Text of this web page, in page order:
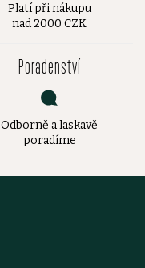
Platí při nákupu
nad 2000 CZK
Poradenství
Odborně a laskavě
poradíme